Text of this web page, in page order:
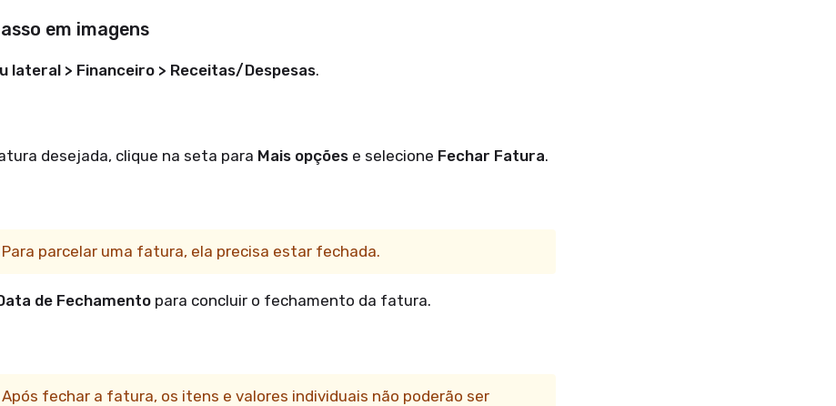
em imagens
lateral > Financeiro > Receitas/Despesas.
desejada, clique na seta para Mais opçõese selecione Fechar Fatura.
Para parcelar uma fatura, ela precisa estar fechada.
de Fechamento para concluir o fechamento da fatura.
Após fechar a fatura, os itens e valores individuais não poderão ser